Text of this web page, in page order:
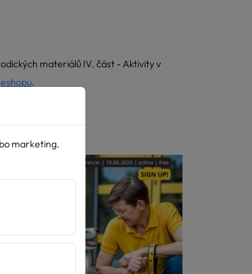
materiálů IV. část - Aktivity v
eshopu.
marketing.